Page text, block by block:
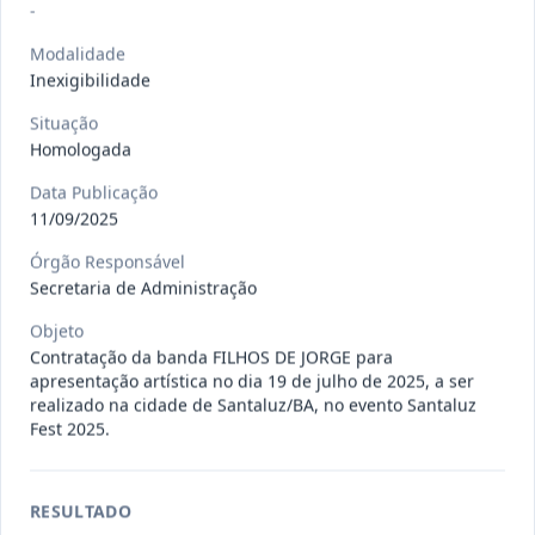
027/2026
Pregão
Situação:
025/2026
Pregão
Eletrônico
CONTRATAÇÃO DE EMPRESA PARA
LOCAÇÃO...
Situação:
-
Modalidade
Inexigibilidade
Situação
Homologada
Data Publicação
11/09/2025
Órgão Responsável
Secretaria de Administração
Objeto
Contratação da banda FILHOS DE JORGE para
apresentação artística no dia 19 de julho de 2025, a ser
realizado na cidade de Santaluz/BA, no evento Santaluz
Fest 2025.
RESULTADO